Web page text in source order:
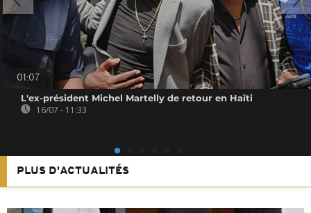
01:07
L'ex-président Michel Martelly de retour en Haïti
16/07 - 11:33
PLUS D'ACTUALITÉS